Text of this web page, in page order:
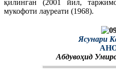
қилинган (2001 йил,
мукофоти лауреати (1968).
Ясунари
Абдувоҳид